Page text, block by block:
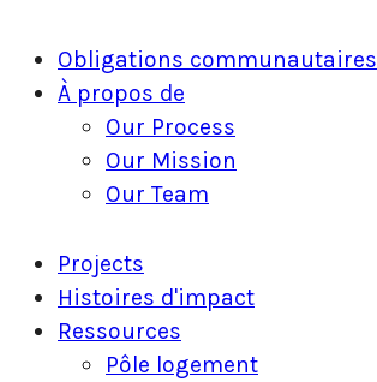
FermerObligations communautaires
À propos de
Our Process
Our Mission
Our Team
Projects
Histoires d'impact
Ressources
Pôle logement